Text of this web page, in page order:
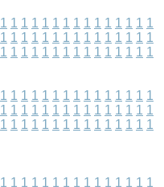
1 1 1 1 1 1 1 1 1 1 1 1 1 1 1
1 1 1 1 1 1 1 1 1 1 1 1 1 1 1
1 1 1 1 1 1 1 1 1 1 1 1 1 1 1
1 1 1 1 1 1 1 1 1 1 1 1 1 1 1
1 1 1 1 1 1 1 1 1 1 1 1 1 1 1
1 1 1 1 1 1 1 1 1 1 1 1 1 1 1
1 1 1 1 1 1 1 1 1 1 1 1 1 1 1